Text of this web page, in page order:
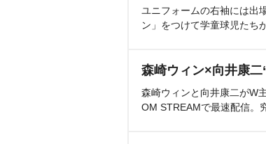
ユニフォームの右袖には出
ン」をつけて学童球児たち
森崎ウィン×向井康二
森崎ウィンと向井康二がW
OM STREAMで最速配信。